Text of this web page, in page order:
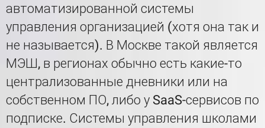
автоматизированной системы
управления организацией (хотя она так и
не называется). В Москве такой является
МЭШ, в регионах обычно есть какие-то
централизованные дневники или на
собственном ПО, либо у SaaS-сервисов по
подписке. Системы управления школами